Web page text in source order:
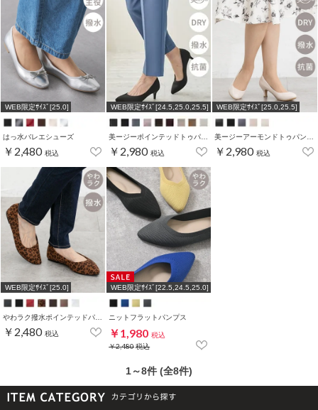
WEB限定ｻｲｽﾞ[25.0]
はっ水バレエシューズ
￥2,480 税込
WEB限定ｻｲｽﾞ[24.5,25.0,25.5]
￥2,980 税込
WEB限定ｻｲｽﾞ[25.0,25.5]
￥2,980 税込
WEB限定ｻｲｽﾞ[25.0]
￥2,480 税込
WEB限定ｻｲｽﾞ[22.5,24.5,25.0]
ニットフラットパンプス
￥1,980 税込
￥2,480税込
1～8件 (全8件)